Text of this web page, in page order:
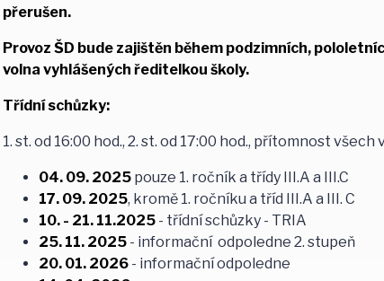
přerušen.
Provoz ŠD bude zajištěn během podzimních,
volna vyhlášených ředitelkou školy.
Třídní schůzky:
1. st. od 16:00 hod., 2. st. od 17:00 hod., přítomnost
04. 09. 2025 pouze 1. ročník a třídy III.A a III.C
17. 09. 2025, kromě 1. ročníku a tříd III.A a III. C
10. - 21. 11.2025 - třídní schůzky - TRIA
25. 11. 2025 - informační odpoledne 2. stupeň
20. 01. 2026 - informační odpoledne